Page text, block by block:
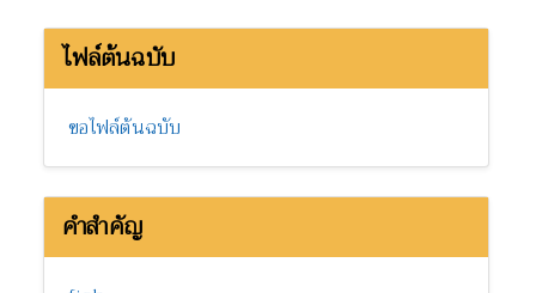
ไฟล์ต้นฉบับ
ขอไฟล์ต้นฉบับ
คำสำคัญ